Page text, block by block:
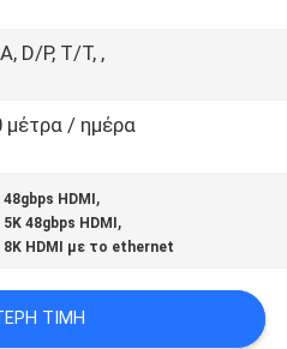
D/P, T/T, ,
μέτρα / ημέρα
HDMI ,
48gbps HDMI ,
8K HDMI με το ethernet
ΤΙΜΉ